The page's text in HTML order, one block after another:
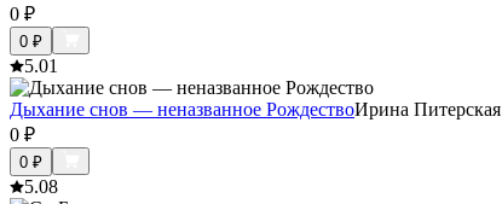
0 ₽
0 ₽
5.01
Дыхание снов — неназванное РождествоИрина Питерская
0 ₽
0 ₽
5.08